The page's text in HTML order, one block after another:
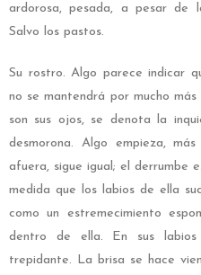
ardorosa, pesada, a pesar de
Salvo los pastos.
Su rostro. Algo parece indicar
no se mantendrá por mucho
son sus ojos, se denota la
desmorona. Algo empieza,
afuera, sigue igual; el derrumbe
medida que los labios de ella
como un estremecimiento
dentro de ella. En sus
trepidante. La brisa se hace